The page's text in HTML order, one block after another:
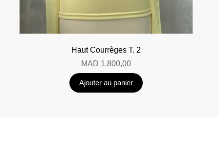
Haut Courrèges T. 2
MAD 1.800,00
Ajouter au panier